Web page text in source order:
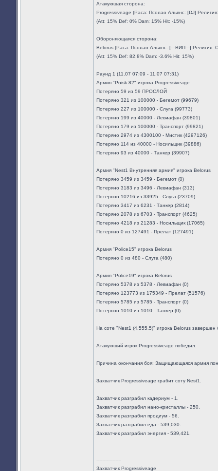
Атакующая сторона:
Progressiveage (Раса: Псолао Альянс: [DJ]
(Att: 15% Def: 0% Dam: 15% Hit: -15%)
Обороняющаяся сторона:
Belorus (Раса: Псолао Альянс: [-=ВИП=-] Религия:
(Att: 15% Def: 82.8% Dam: -3.6% Hit: 15%)
Раунд 1 (11.07 07:09 - 11.07 07:31)
Армия "Poisk 82" игрока Progressiveage
Потеряно 59 из 59 ПРОСЛОЙ
Потеряно 321 из 100000 - Бегемот (99679)
Потеряно 227 из 100000 - Слуга (99773)
Потеряно 199 из 40000 - Левиафан (39801)
Потеряно 179 из 100000 - Транспорт (99821)
Потеряно 2974 из 4300100 - Мистик (4297126)
Потеряно 114 из 40000 - Носильщик (39886)
Потеряно 93 из 40000 - Танкер (39907)
Армия "Nest1 Внутренняя армия" игрока Belorus
Потеряно 3459 из 3459 - Бегемот (0)
Потеряно 3183 из 3496 - Левиафан (313)
Потеряно 10216 из 33925 - Слуга (23709)
Потеряно 3417 из 6231 - Танкер (2814)
Потеряно 2078 из 6703 - Транспорт (4625)
Потеряно 4218 из 21283 - Носильщик (17065)
Потеряно 0 из 127491 - Прелат (127491)
Армия "Police15" игрока Belorus
Потеряно 0 из 480 - Слуга (480)
Армия "Police19" игрока Belorus
Потеряно 5378 из 5378 - Левиафан (0)
Потеряно 123773 из 175349 - Прелат (51576)
Потеряно 5785 из 5785 - Транспорт (0)
Потеряно 1010 из 1010 - Танкер (0)
На соте "Nest1 (4.555.5)" игрока Belorus завершен
Атакующий игрок Progressiveage победил.
Причина окончания боя: Защищающаяся армия
Захватчик Progressiveage грабит соту Nest1.
Захватчик разграбил кадериум - 1.
Захватчик разграбил нано-кристаллы - 250.
Захватчик разграбил продиум - 56.
Захватчик разграбил еда - 539,030.
Захватчик разграбил энергия - 539,421.
-----------------
Захватчик Progressiveage